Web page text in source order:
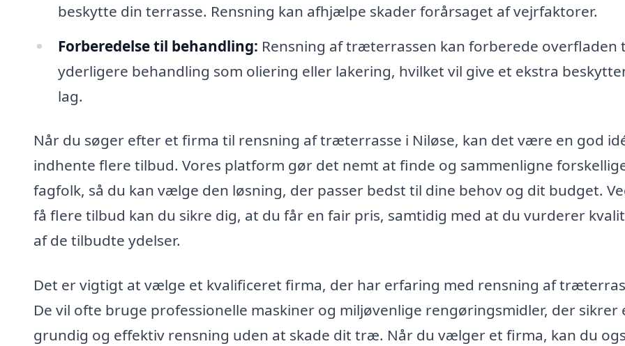
beskytte din terrasse. Rensning kan afhjælpe skader forårsaget af vejrfaktorer.
Forberedelse til behandling: Rensning af træterrassen kan forberede overfladen
yderligere behandling som oliering eller lakering, hvilket vil give et ekstra
lag.
Når du søger efter et firma til rensning af træterrasse i Niløse, kan det være en god
indhente flere tilbud. Vores platform gør det nemt at finde og sammenligne
fagfolk, så du kan vælge den løsning, der passer bedst til dine behov og dit budget.
få flere tilbud kan du sikre dig, at du får en fair pris, samtidig med at du vurderer
af de tilbudte ydelser.
Det er vigtigt at vælge et kvalificeret firma, der har erfaring med rensning af
De vil ofte bruge professionelle maskiner og miljøvenlige rengøringsmidler, der sikrer
grundig og effektiv rensning uden at skade dit træ. Når du vælger et firma, kan du